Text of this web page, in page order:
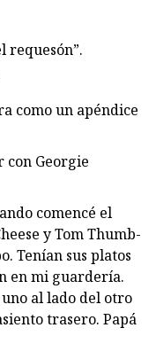
requesón”.
como un apéndice
con Georgie
comencé el
y Tom Thumb-
Tenían sus platos
en mi guardería.
al lado del otro
trasero. Papá